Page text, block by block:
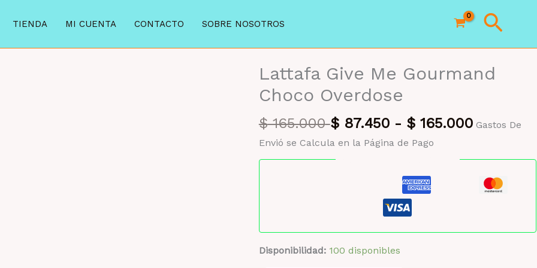
TIENDA MI CUENTA CONTACTO SOBRE NOSOTROS
Lattafa Give Me Gourmand
Choco Overdose
$165.000 $87.450- $165.000 Gastos De
Envió se Calcula en la Página de Pago
Disponibilidad: 100 disponibles